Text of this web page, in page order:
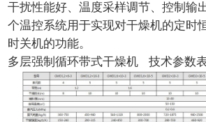
干扰性能好、温度采样调节、控制输
个温控系统用于实现对干燥机的定时
时关机的功能。
多层强制循环带式干燥机 技术参数